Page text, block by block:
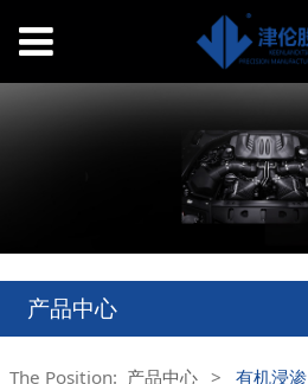
产品中心
The Position: 产品中心 > 有机浸渗